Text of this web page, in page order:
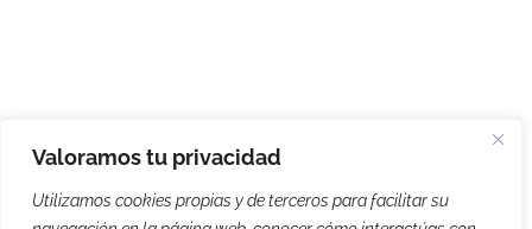
Valoramos tu privacidad
Utilizamos cookies propias y de terceros para facilitar su